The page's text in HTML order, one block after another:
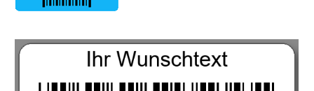
Bildergalerie überspringen